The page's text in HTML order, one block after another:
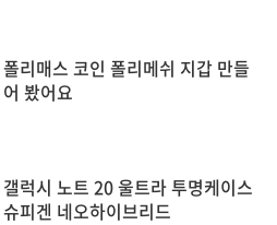
폴리매스 코인 폴리메쉬 지갑 만들
어 봤어요
갤럭시 노트 20 울트라 투명케이스
슈피겐 네오하이브리드